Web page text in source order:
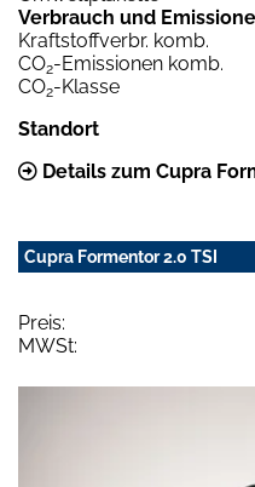
Verbrauch und
Kraftstoffverbr. komb.
CO2-Emissionen komb.
CO2-Klasse
Standort
Details zum Cupra
Cupra Formentor 2.0 TSI
Preis:
MWSt: